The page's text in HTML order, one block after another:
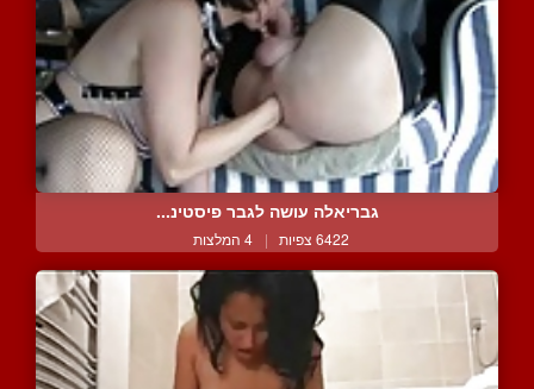
גבריאלה עושה לגבר פיסטינ...
6422 צפיות | 4 המלצות